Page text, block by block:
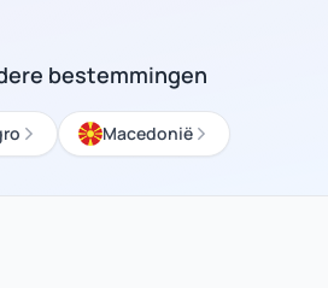
bestemmingen
Macedonië